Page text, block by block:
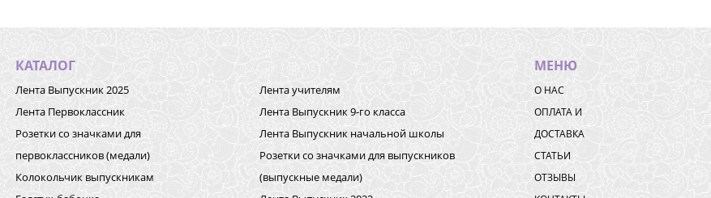
КАТАЛОГ
Лента Выпускник 2025
Лента Первоклассник
Розетки со значками для
первоклассников (медали)
Колокольчик выпускникам
Лента учителям
Лента Выпускник 9-го класса
Лента Выпускник начальной школы
Розетки со значками для выпускников
(выпускные медали)
МЕНЮ
О НАС
ОПЛАТА И
ДОСТАВКА
СТАТЬИ
ОТЗЫВЫ